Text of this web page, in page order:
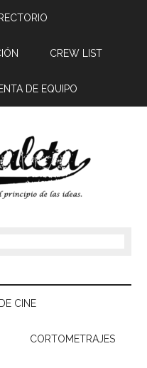
CREW LIST
DE EQUIPO
CINE
CORTOMETRAJES